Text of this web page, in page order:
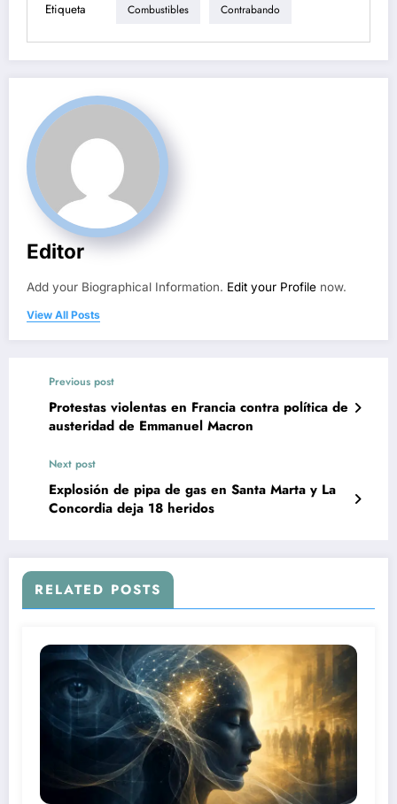
Etiqueta Combustibles Contrabando
Editor
Add your Biographical Information. Edit your Profile now.
View All Posts
Previous post
Protestas violentas en Francia contra política de
austeridad de Emmanuel Macron
Next post
Explosión de pipa de gas en Santa Marta y La
Concordia deja 18 heridos
RELATED POSTS